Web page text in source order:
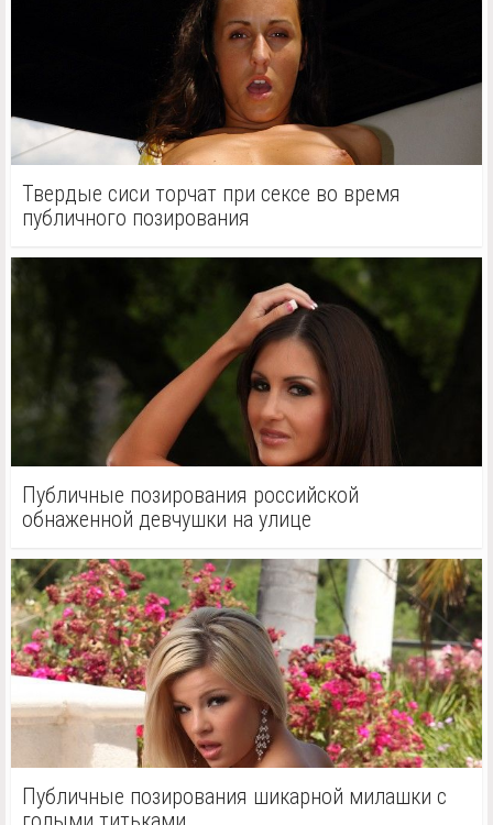
Твердые сиси торчат при сексе во время
публичного позирования
Публичные позирования российской
обнаженной девчушки на улице
Публичные позирования шикарной милашки с